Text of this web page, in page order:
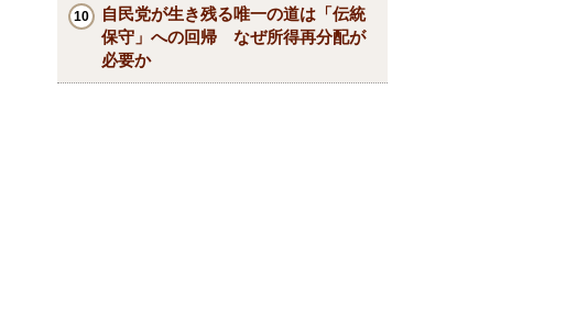
自民党が生き残る唯一の道は「伝統
保守」への回帰 なぜ所得再分配が
必要か